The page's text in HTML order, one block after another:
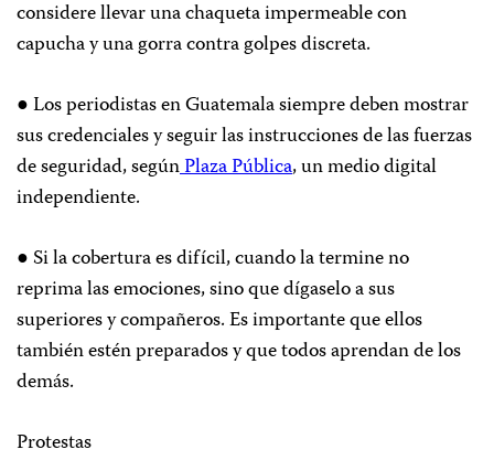
considere llevar una chaqueta impermeable con
capucha y una gorra contra golpes discreta.
● Los periodistas en Guatemala siempre deben mostrar
sus credenciales y seguir las instrucciones de las fuerzas
de seguridad, segúnPlaza Pública, un medio digital
independiente.
● Si la cobertura es difícil, cuando la termine no
reprima las emociones, sino que dígaselo a sus
superiores y compañeros. Es importante que ellos
también estén preparados y que todos aprendan de los
demás.
Protestas